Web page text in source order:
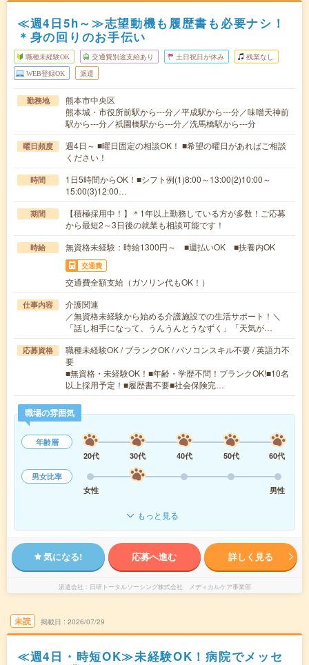
≪週4日5h～≫志望動機も履歴書も必要ナシ！
＊身の回りのお手伝い
職種未経験OK 交通費別途支給あり 土日祝日が休み 残業なし
WEB登録OK 派遣
勤務地
熊本市中央区
熊本城・市役所前駅から---分／平成駅から---分／味噌天神前
駅から---分／祇園橋駅から---分／洗馬橋駅から---分
曜日頻度
週4日～ ■曜日固定の相談OK！ ■希望の曜日があればご相談
ください！
時間
1日5時間からOK！■シフト例(1)8:00～13:00(2)10:00～
15:00(3)12:00…
期間
【積極採用中！】＊1年以上勤務している方が多数！ご応募
から最短2～3日後の就業も相談可能です！
時給 無資格未経験：時給1300円～ ■週払いOK ■扶養内OK
交通費
交通費全額支給（ガソリン代もOK！）
仕事内容
介護関連
／無資格未経験から始める介護施設での生活サポート！＼
「話し相手になって、うんうんとうなずく」「天気が…
応募資格
職種未経験OK / ブランクOK / パソコンスキル不要 / 英語力不
要
■無資格・未経験OK！■年齢・学歴不問！ブランクOK!■10名
以上採用予定！■履歴書不要■社会保険完…
職場の雰囲気
年齢層
20代
30代 40代 50代
60代
男女比率
女性
男性
もっと見る
気になる! 応募へ進む 詳しく見る
派遣会社 日研トータルソーシング株式会社 メディカルケア事業部
未読 掲載日 2026/07/29
≪週4日・時短OK≫未経験OK！病院でメッセ